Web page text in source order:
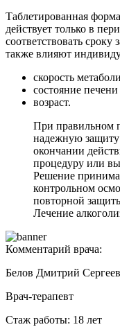
Таблетированная
действует только в
соответствовать
также влияют
скорость
состояние
возраст.
При правильном
надежную защиту
окончании
процедуру или
Решение
контрольном
повторной
Лечение
Комментарий врача:
Белов Дмитрий
Врач-терапевт
Стаж работы: 18 лет